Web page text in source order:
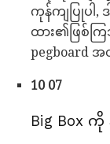
ကုန်ကျပြုပါ,
ထား၏ဖြစ်
pegboard အ
10 07
Big Box ကို